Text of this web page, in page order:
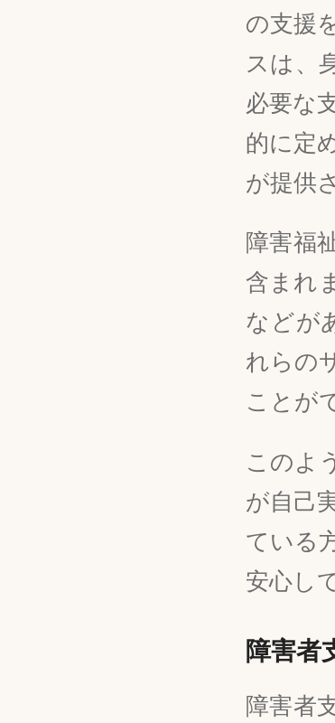
の支援
スは、
必要な
的に定
が提供
障害福
含まれ
などが
れらの
ことが
このよ
が自己
ている
安心し
障害者
障害者